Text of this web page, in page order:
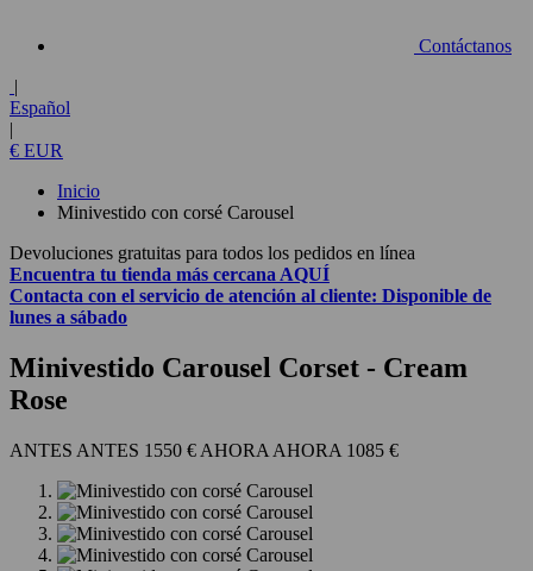
Contáctanos
|
Español
|
€ EUR
Inicio
Minivestido con corsé Carousel
Devoluciones gratuitas para todos los pedidos en línea
Encuentra tu tienda más cercana AQUÍ
Contacta con el servicio de atención al cliente: Disponible de
lunes a sábado
Minivestido Carousel Corset - Cream
Rose
1550 € 1085 €